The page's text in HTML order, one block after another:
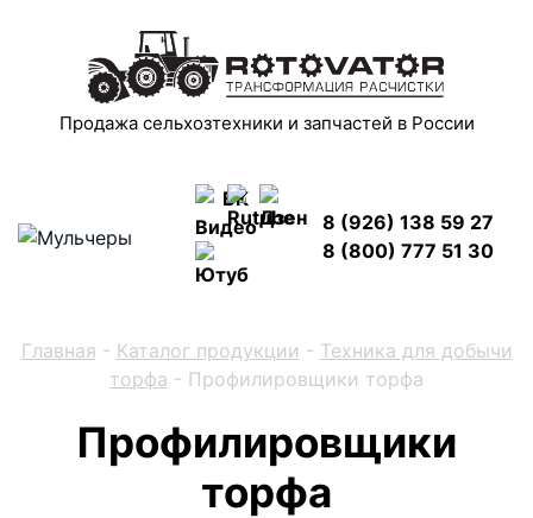
Продажа сельхозтехники и запчастей в России
8 (926) 138 59 27
8 (800) 777 51 30
Главная - Каталог продукции - Техника для добычи
торфа - Профилировщики торфа
Профилировщики
торфа